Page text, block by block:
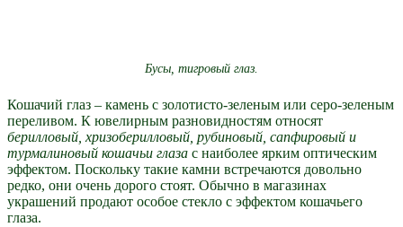
Бусы, тигровый глаз.
Кошачий глаз – камень с золотисто-зеленым или серо-зеленым
переливом. К ювелирным разновидностям относят
берилловый, хризоберилловый, рубиновый, сапфировый и
турмалиновый кошачьи глаза с наиболее ярким оптическим
эффектом. Поскольку такие камни встречаются довольно
редко, они очень дорого стоят. Обычно в магазинах
украшений продают особое стекло с эффектом кошачьего
глаза.